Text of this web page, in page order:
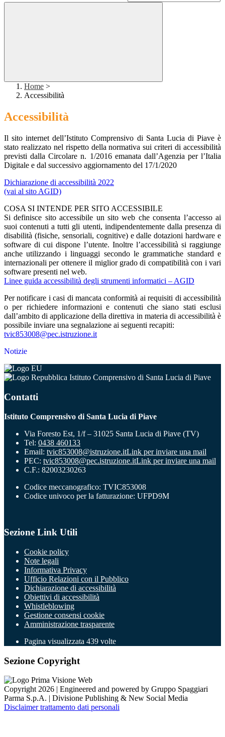
Home >
Accessibilità
Accessibilità
Il sito internet dell’Istituto Comprensivo di Santa Lucia di Piave è
stato realizzato nel rispetto della normativa sui criteri di accessibilità
previsti dalla Circolare n. 1/2016 emanata dall’Agenzia per l’Italia
Digitale e dal successivo aggiornamento del 17/1/2020
Dichiarazione di accessibilità 2022
(vai al sito AGID)
COSA SI INTENDE PER SITO ACCESSIBILE
Si definisce sito accessibile un sito web che consenta l’accesso ai
suoi contenuti a tutti gli utenti, indipendentemente dalla presenza di
disabilità (fisiche, sensoriali, cognitive) e dalle dotazioni hardware e
software di cui dispone l’utente. Inoltre l’accessibilità si raggiunge
anche utilizzando i linguaggi secondo le grammatiche standard e
internazionali per ottenere il miglior grado di compatibilità con i vari
software presenti nel web.
Linee guida accessibilità degli strumenti informatici – AGID
Per notificare i casi di mancata conformità ai requisiti di accessibilità
o per richiedere informazioni e contenuti che siano stati esclusi
dall’ambito di applicazione della direttiva in materia di accessibilità è
possibile inviare una segnalazione ai seguenti recapiti:
tvic853008@pec.istruzione.it
Notizie
Istituto Comprensivo di Santa Lucia di Piave
Contatti
Istituto Comprensivo di Santa Lucia di Piave
Via Foresto Est, 1/f – 31025 Santa Lucia di Piave (TV)
Tel: 0438 460133
Email: tvic853008@istruzione.itLink per inviare una mail
PEC: tvic853008@pec.istruzione.itLink per inviare una mail
C.F.: 82003230263
Codice meccanografico: TVIC853008
Codice univoco per la fatturazione: UFPD9M
Sezione Link Utili
Cookie policy
Note legali
Informativa Privacy
Ufficio Relazioni con il Pubblico
Dichiarazione di accessibilità
Obiettivi di accessibilità
Whistleblowing
Gestione consensi cookie
Amministrazione trasparente
Pagina visualizzata 439 volte
Sezione Copyright
Copyright 2026 | Engineered and powered by Gruppo Spaggiari
Parma S.p.A. | Divisione Publishing & New Social Media
Disclaimer trattamento dati personali